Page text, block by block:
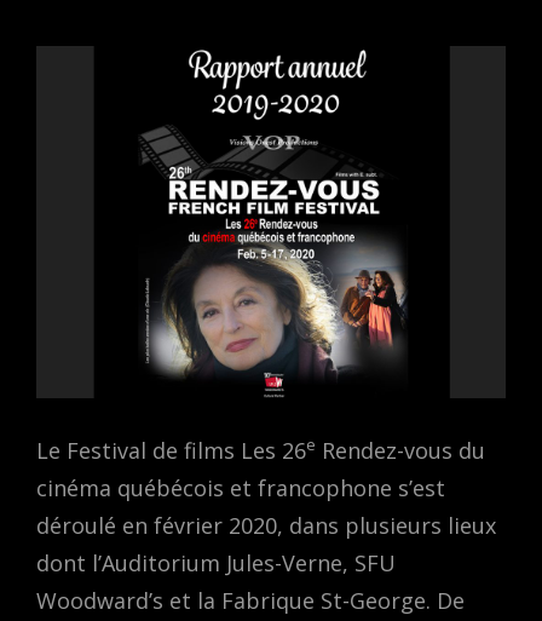
Le Festival de films Les 26e Rendez-vous du
cinéma québécois et francophone s’est
déroulé en février 2020, dans plusieurs lieux
dont l’Auditorium Jules-Verne, SFU
Woodward’s et la Fabrique St-George. De